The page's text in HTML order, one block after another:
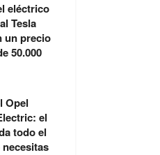
eléctrico
Tesla
un precio
50.000
Opel
el
todo el